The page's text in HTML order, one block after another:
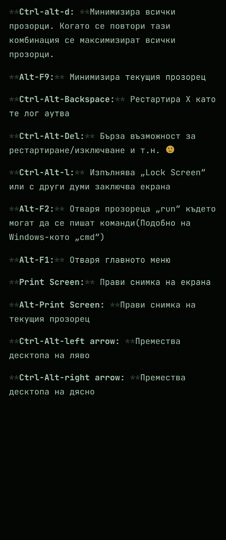
Ctrl-alt-d:
Минимизира всички
прозорци. Когато се повтори тази
комбинация се максимизират всички
прозорци.
Alt-F9: Минимизира текущия прозорец
Ctrl-Alt-Backspace:
Рестартира X като
те лог аутва
Ctrl-Alt-Del:
Бърза възможност за
рестартиране/изключване и т.н.
Ctrl-Alt-l:
Изпълнява „Lock Screen“
или с други думи заключва екрана
Alt-F2:
Отваря прозореца „run“ където
могат да се пишат команди(Подобно на
Windows-кото „cmd“)
Alt-F1: Отваря главното меню
Print Screen: Прави снимка на екрана
Alt-Print Screen:
Прави снимка на
текущия прозорец
Ctrl-Alt-left arrow:
Премества
десктопа на ляво
Ctrl-Alt-right arrow:
Премества
десктопа на дясно